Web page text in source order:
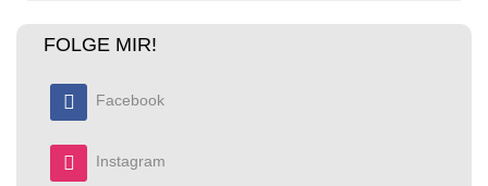
FOLGE MIR!
Facebook
Instagram